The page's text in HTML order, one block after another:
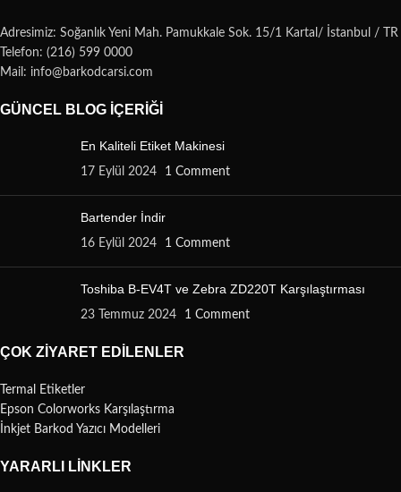
Adresimiz: Soğanlık Yeni Mah. Pamukkale Sok. 15/1 Kartal/ İstanbul / TR
Telefon: (216) 599 0000
Mail: info@barkodcarsi.com
GÜNCEL BLOG İÇERIĞI
En Kaliteli Etiket Makinesi
17 Eylül 2024 1 Comment
Bartender İndir
16 Eylül 2024 1 Comment
Toshiba B-EV4T ve Zebra ZD220T Karşılaştırması
23 Temmuz 2024 1 Comment
ÇOK ZIYARET EDILENLER
Termal Etiketler
Epson Colorworks Karşılaştırma
İnkjet Barkod Yazıcı Modelleri
YARARLI LINKLER